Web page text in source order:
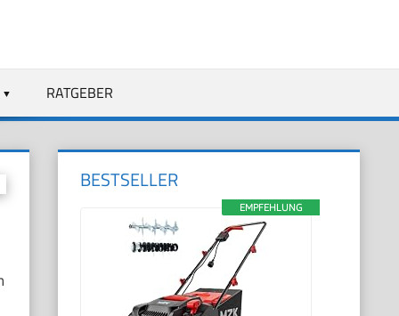
RATGEBER
BESTSELLER
EMPFEHLUNG